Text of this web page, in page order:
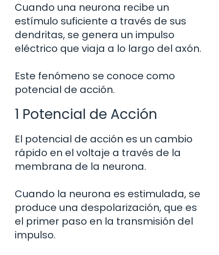
Cuando una neurona recibe un
estímulo suficiente a través de sus
dendritas, se genera un impulso
eléctrico que viaja a lo largo del axón.
Este fenómeno se conoce como
potencial de acción.
1 Potencial de Acción
El potencial de acción es un cambio
rápido en el voltaje a través de la
membrana de la neurona.
Cuando la neurona es estimulada, se
produce una despolarización, que es
el primer paso en la transmisión del
impulso.